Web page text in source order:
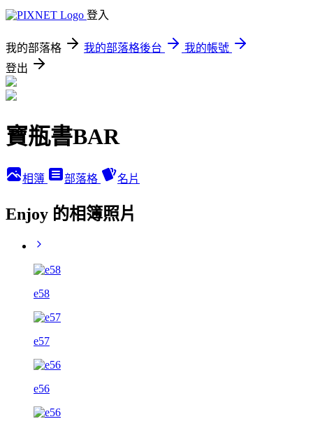
登入
我的部落格 我的部落格後台
我的帳號
登出
寶瓶書BAR
相簿 部落格 名片
Enjoy 的相簿照片
e58
e57
e56